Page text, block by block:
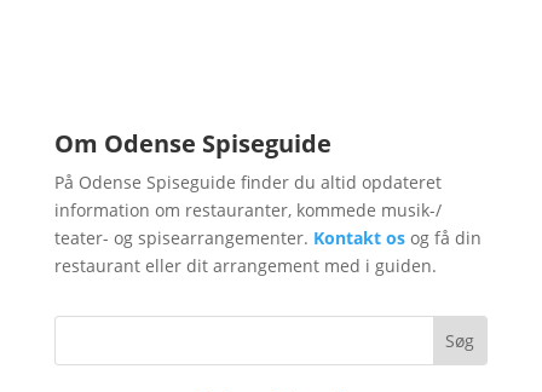
Om Odense Spiseguide
På Odense Spiseguide finder du altid opdateret
information om restauranter, kommede musik-/
teater- og spisearrangementer. Kontakt os og få din
restaurant eller dit arrangement med i guiden.